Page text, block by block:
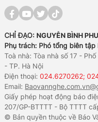
CHỈ ĐẠO: NGUYỄN BÌNH
Phụ trách: Phó tổng biên tập
Toà nhà: Tòa nhà số 17 -
- TP. Hà Nội
Điện thoại:024.6270262;
Email:
Giấy phép hoạt động báo
207/GP-BTTTT - Bộ TTTT
© Bản quyền thuộc về Báo